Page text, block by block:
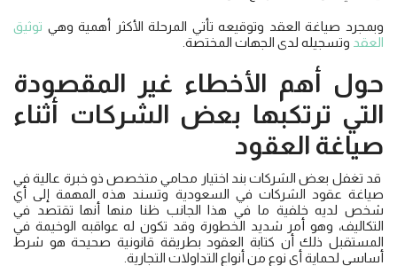
وبمجرد صياغة العقد وتوقيعه تأتي المرحلة الأكثر أهمية وهي توثيق
العقد وتسجيله لدى الجهات المختصة.
حول أهم الأخطاء غير المقصودة
التي ترتكبها بعض الشركات أثناء
صياغة العقود
قد تغفل بعض الشركات بند اختيار محامي متخصص ذو خبرة عالية في
صياغة عقود الشركات في السعودية وتسند هذه المهمة إلى أي
شخص لديه خلفية ما في هذا الجانب ظنا منها أنها تقتصد في
التكاليف، وهو أمر شديد الخطورة وقد تكون له عواقبه الوخيمة في
المستقبل ذلك أن كتابة العقود بطريقة قانونية صحيحة هو شرط
أساسي لحماية أي نوع من أنواع التداولات التجارية.